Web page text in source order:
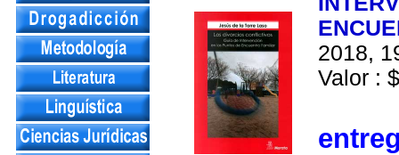
2018,
Valor :